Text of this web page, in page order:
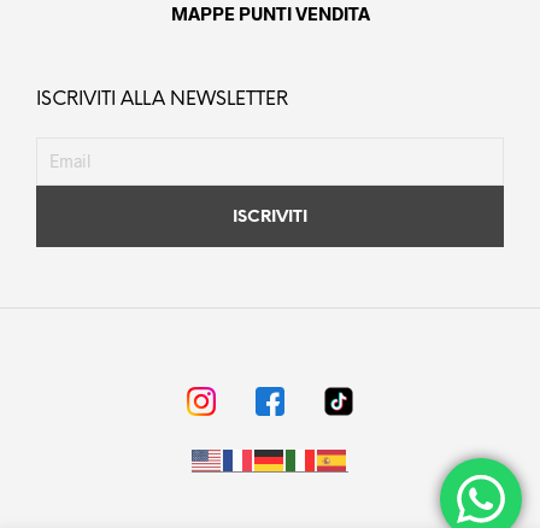
MAPPE PUNTI VENDITA
ISCRIVITI ALLA NEWSLETTER